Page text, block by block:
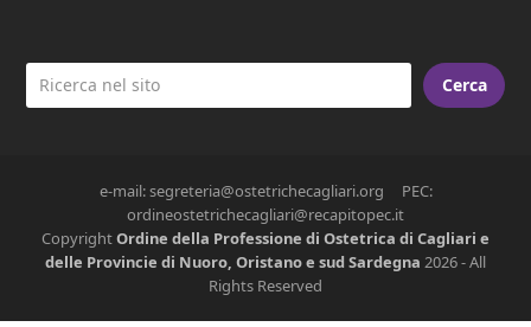
Cerca
e-mail: segreteria@ostetrichecagliari.org PEC:
ordineostetrichecagliari@recapitopec.it
CopyrightOrdine della Professione di Ostetrica di Cagliari e
delle Provincie di Nuoro, Oristano e sud Sardegna 2026 - All
Rights Reserved